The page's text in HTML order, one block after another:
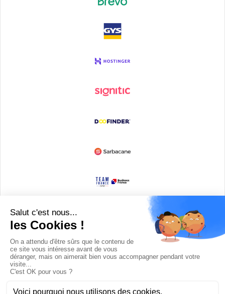
Devenir partenaire
© Copyright 2008 / 2026,DECODE MEDIA, The Innovation Media